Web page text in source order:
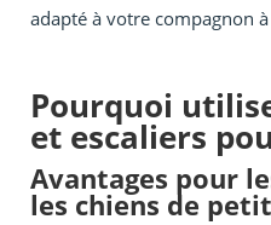
adapté à votre compagnon
Pourquoi
et escaliers
Avantages pour
les chiens de